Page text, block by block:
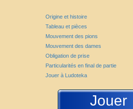
Origine et histoire
Tableau et pièces
Mouvement des pions
Mouvement des dames
Obligation de prise
Particularités en final de partie
Jouer à Ludoteka
Jouer